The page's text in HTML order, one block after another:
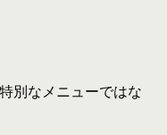
別なメニューではな